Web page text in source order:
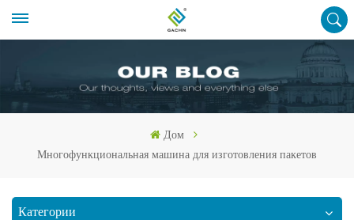
Дом
Многофункциональная машина для изготовления пакетов
Категории